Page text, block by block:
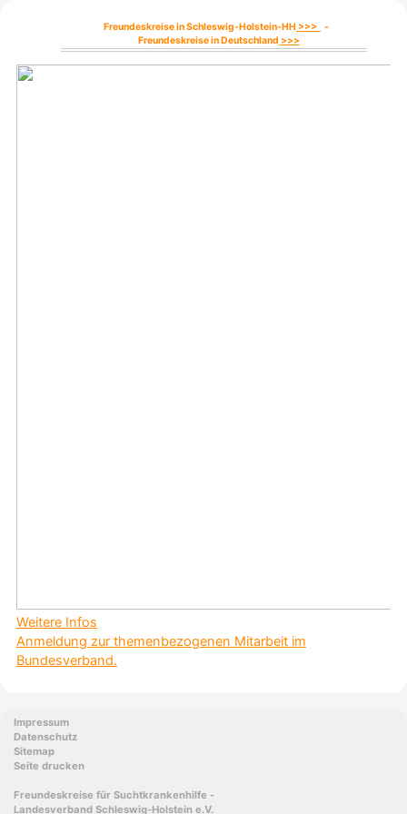
Freundeskreise in Schleswig-Holstein-HH >>>
-
Freundeskreise in Deutschland >>>
Weitere Infos
Anmeldung zur themenbezogenen Mitarbeit im
Bundesverband.
Freundeskreise für Suchtkrankenhilfe -
Landesverband Schleswig-Holstein e.V.
Impressum
Datenschutz
Sitemap
Seite drucken